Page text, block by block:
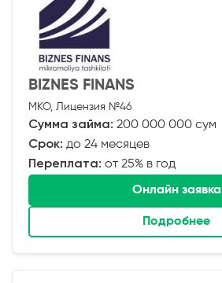
BIZNES FINANS
МКО, Лицензия №46
Сумма займа: 200 000 000 сум
Срок: до 24 месяцев
Переплата: от 25% в год
Онлайн заявка
Подробнее